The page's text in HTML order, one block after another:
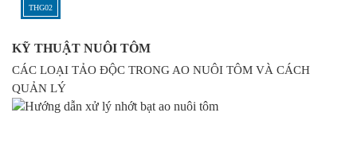
THG02
KỸ THUẬT NUÔI TÔM
CÁC LOẠI TẢO ĐỘC TRONG AO NUÔI TÔM VÀ CÁCH
QUẢN LÝ